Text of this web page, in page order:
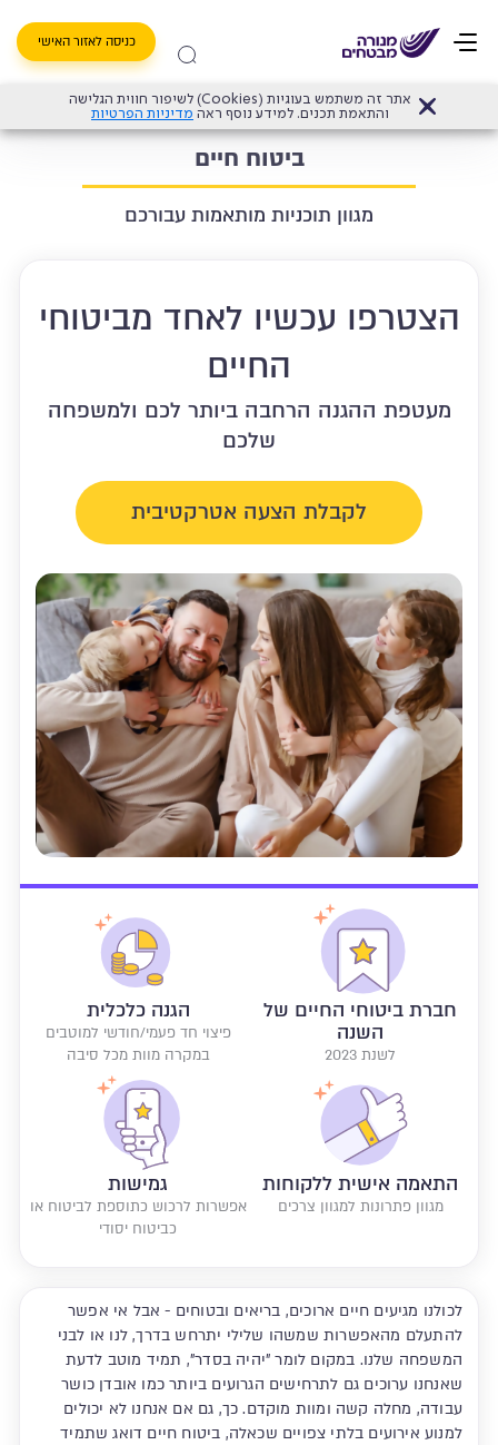
כניסה לאזור האישי
אתר זה משתמש בעוגיות (Cookies) לשיפור חווית הגלישה
והתאמת תכנים. למידע נוסף ראה מדיניות הפרטיות
> ביטוח חיים
ביטוח חיים
מגוון תוכניות מותאמות עבורכם
הצטרפו עכשיו לאחד מביטוחי
החיים
מעטפת ההגנה הרחבה ביותר לכם ולמשפחה
שלכם
לקבלת הצעה אטרקטיבית
חברת ביטוחי החיים של
השנה
לשנת 2023
הגנה כלכלית
פיצוי חד פעמי/חודשי למוטבים
במקרה מוות מכל סיבה
התאמה אישית ללקוחות
מגוון פתרונות למגוון צרכים
גמישות
אפשרות לרכוש כתוספת לביטוח או
כביטוח יסודי
לכולנו מגיעים חיים ארוכים, בריאים ובטוחים - אבל אי אפשר
להתעלם מהאפשרות שמשהו שלילי יתרחש בדרך, לנו או לבני
המשפחה שלנו. במקום לומר "יהיה בסדר", תמיד מוטב לדעת
שאנחנו ערוכים גם לתרחישים הגרועים ביותר כמו אובדן כושר
עבודה, מחלה קשה ומוות מוקדם. כך, גם אם אנחנו לא יכולים
למנוע אירועים בלתי צפויים שכאלה, ביטוח חיים דואג שתמיד